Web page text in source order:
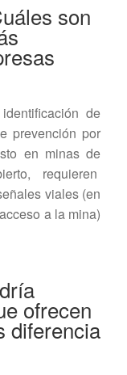
son
de
prevención por
en minas de
requieren
viales (en
a la mina)
ofrecen
diferencia